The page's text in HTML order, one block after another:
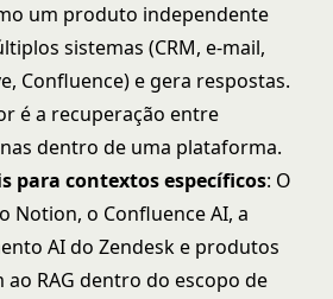
um produto independente
sistemas (CRM, e-mail,
Confluence) e gera respostas.
é a recuperação entre
dentro de uma plataforma.
para contextos específicos: O
Notion, o Confluence AI, a
AI do Zendesk e produtos
RAG dentro do escopo de